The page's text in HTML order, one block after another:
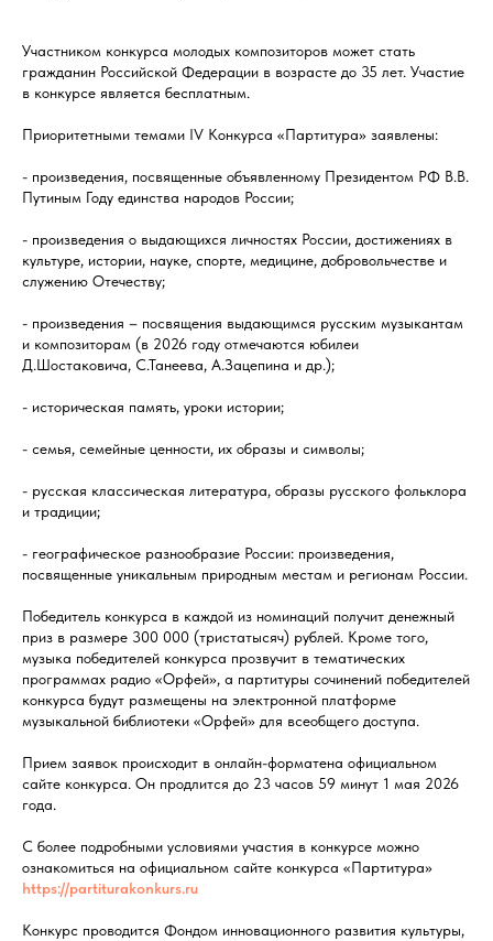
Участником конкурса молодых композиторов может стать
гражданин Российской Федерации в возрасте до 35 лет. Участие
в конкурсе является бесплатным.
Приоритетными темами IV Конкурса «Партитура» заявлены:
- произведения, посвященные объявленному Президентом РФ В.В.
Путиным Году единства народов России;
- произведения о выдающихся личностях России, достижениях в
культуре, истории, науке, спорте, медицине, добровольчестве и
служению Отечеству;
- произведения – посвящения выдающимся русским музыкантам
и композиторам (в 2026 году отмечаются юбилеи
Д.Шостаковича, С.Танеева, А.Зацепина и др.);
- историческая память, уроки истории;
- семья, семейные ценности, их образы и символы;
- русская классическая литература, образы русского фольклора
и традиции;
- географическое разнообразие России: произведения,
посвященные уникальным природным местам и регионам России.
Победитель конкурса в каждой из номинаций получит денежный
приз в размере 300 000 (тристатысяч) рублей. Кроме того,
музыка победителей конкурса прозвучит в тематических
программах радио «Орфей», а партитуры сочинений победителей
конкурса будут размещены на электронной платформе
музыкальной библиотеки «Орфей» для всеобщего доступа.
Прием заявок происходит в онлайн-форматена официальном
сайте конкурса. Он продлится до 23 часов 59 минут 1 мая 2026
года.
С более подробными условиями участия в конкурсе можно
ознакомиться на официальном сайте конкурса «Партитура»
https://partiturakonkurs.ru
Конкурс проводится Фондом инновационного развития культуры,